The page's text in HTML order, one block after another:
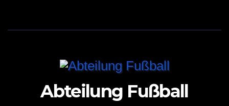
Abteilung Fußball